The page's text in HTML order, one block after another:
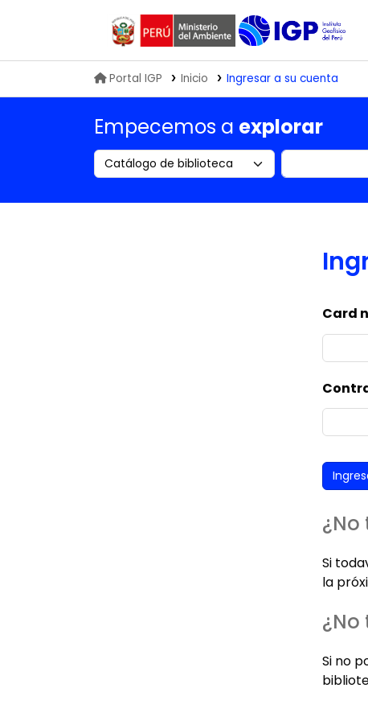
Biblioteca IGP
Portal IGP Inicio Ingresar a su cuenta
Empecemos a explorar
Search the catalog by: Buscar en
Card
Si
la
Si no